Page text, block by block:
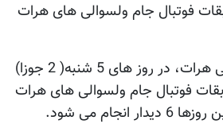
فوتبال جام ولسوالی های هرات
به نقل از آمریت ورزشی هرات، در روز های 5 شنبه( 2 جوزا)
مسابقات فوتبال جام ولسوالی های هرات
می شود.